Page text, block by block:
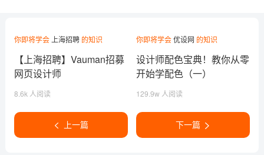
你即将学会上海招聘的知识
【上海招聘】Vauman招募
网页设计师
8.6k 人阅读
上一篇
你即将学会优设网 的知识
设计师配色宝典！教你从零
开始学配色（一）
129.9w 人阅读
下一篇